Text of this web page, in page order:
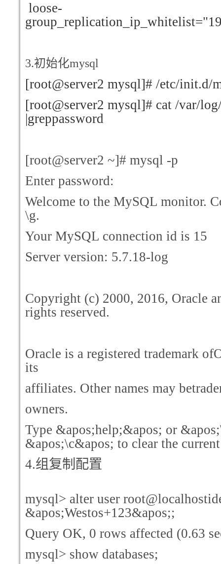
loose-
3.初始化mysql
[root@server2 mysql]# /etc/init.d/
[root@server2 mysql]# cat /var/
|greppassword
[root@server2 ~]# mysql -p
Enter password:
Welcome to the MySQL monitor.
\g.
Your MySQL connection id is 15
Server version: 5.7.18-log
Copyright (c) 2000, 2016, Oracle
rights reserved.
Oracle is a registered trademark
its
affiliates. Other names may
owners.
Type &apos;help;&apos; or
&apos;\c&apos; to clear the
4.组复制配置
mysql> alter user
&apos;Westos+123&apos;;
Query OK, 0 rows affected (0.63
mysql> show databases;